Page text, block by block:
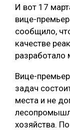
И вот 17
вице-
сообщило,
качестве
Вице-
задач
места и не
хозяйства.